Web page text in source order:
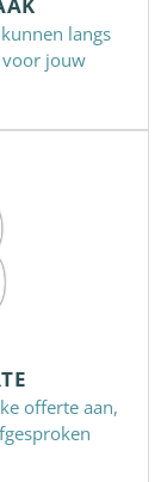
langs
jouw
offerte aan,